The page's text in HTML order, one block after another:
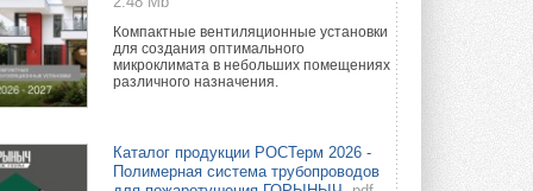
Компактные вентиляционные установки
для создания оптимального
микроклимата в небольших помещениях
различного назначения.
Каталог продукции РОСТерм 2026 -
Полимерная система трубопроводов